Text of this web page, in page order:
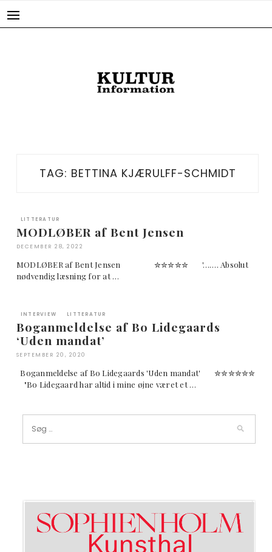
TAG: BETTINA KJÆRULFF-SCHMIDT
LITTERATUR
MODLØBER af Bent Jensen
DECEMBER 28, 2022
MODLØBER af Bent Jensen ✮✮✮✮✮ '……. Absolut
nødvendig læsning for at …
INTERVIEW LITTERATUR
Boganmeldelse af Bo Lidegaards
‘Uden mandat’
SEPTEMBER 20, 2020
Boganmeldelse af Bo Lidegaards 'Uden mandat' ✮✮✮✮✮✮
"Bo Lidegaard har altid i mine øjne været et …